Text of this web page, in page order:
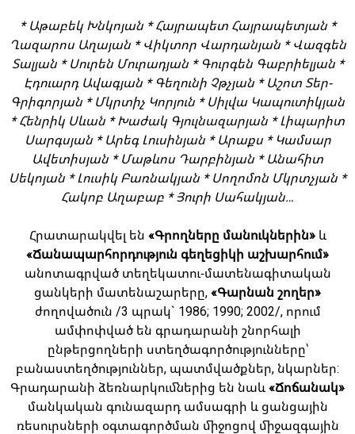
* Աթաբեկ Խնկոյան * Հայրապետ Հայրապետյան *
Ղազարոս Աղայան * Վիկտոր Վարդանյան * Վազգեն
Տալյան * Սուրեն Մուրադյան * Գուրգեն Գաբրիելյան *
Էդուարդ Ավագյան * Գեղունի Չթչյան * Աշոտ Տեր-
Գրիգորյան * Մկրտիչ Կորյուն * Սիլվա Կապուտիկյան
* Հենրիկ Սևան * Խաժակ Գյուլնազարյան * Լիպարիտ
Սարգսյան * Արեգ Լուսինյան * Արաքս * Կամսար
Ավետիսյան * Մաթևոս Դարբինյան * Անահիտ
Սեկոյան * Լուսիկ Բառնակյան * Սողոմոն Մկրտչյան *
Հակոբ Աղաբաբ * Յուրի Սահակյան…
Հրատարակվել են «Գրողները մանուկներին» և
«Ճանապարհորդություն գեղեցիկի աշխարհում»
անոտագրված տեղեկատու-մատենագիտական
ցանկերի մատենաշարերը,«Գարնան շողեր»
ժողովածուն /3 պրակ` 1986; 1990; 2002/, որում
ամփոփված են գրադարանի շնորհալի
ընթերցողների ստեղծագործությունները՝
բանաստեղծություններ, պատմվածքներ, նկարներ:
Գրադարանի ձեռնարկումներից են նաև«Ճոճանակ»
մանկական գունազարդ ամսագրի և ցանցային
ռեսուրսների օգտագործման միջոցով միջազգային